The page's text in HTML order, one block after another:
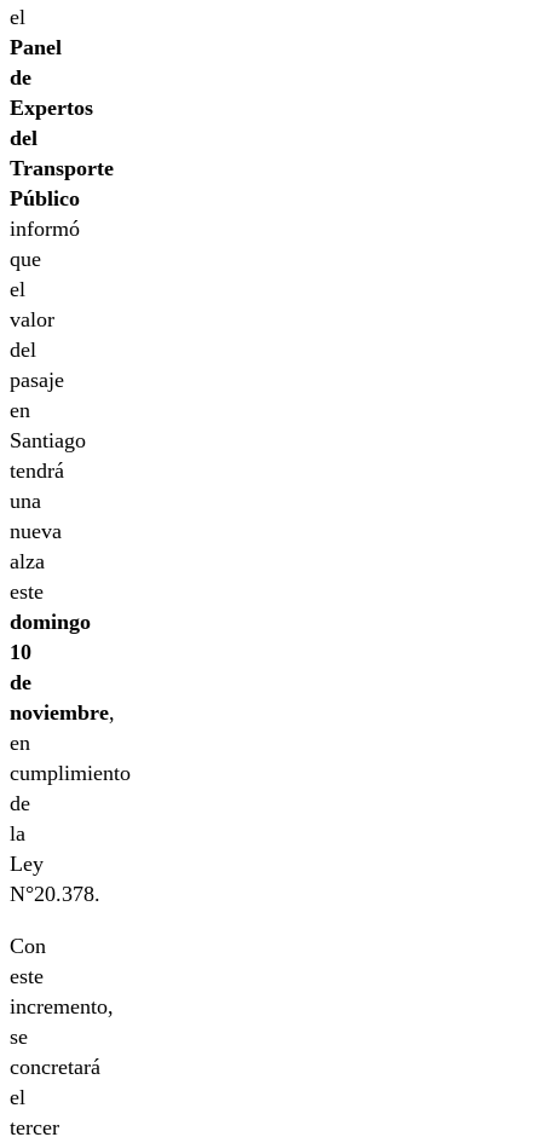
el
Panel
de
Expertos
del
Transporte
Público
informó
que
el
valor
del
pasaje
en
Santiago
tendrá
una
nueva
alza
este
domingo
10
de
noviembre,
en
cumplimiento
de
la
Ley
N°20.378.
Con
este
incremento,
se
concretará
el
tercer